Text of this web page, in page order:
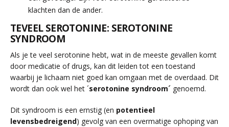
klachten dan de ander.
TEVEEL SEROTONINE: SEROTONINE
SYNDROOM
Als je te veel serotonine hebt, wat in de meeste gevallen komt
door medicatie of drugs, kan dit leiden tot een toestand
waarbij je lichaam niet goed kan omgaan met de overdaad. Dit
wordt dan ook wel het ´serotonine syndroom´ genoemd.
Dit syndroom is een ernstig (en potentieel
levensbedreigend) gevolg van een overmatige ophoping van